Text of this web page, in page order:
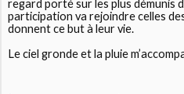
regard porté sur les plus démunis
participation va rejoindre celles
donnent ce but à leur vie.
Le ciel gronde et la pluie